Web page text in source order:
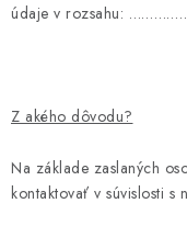
údaje v rozsahu:
Z akého dôvodu?
Na základe zaslaných
kontaktovať v súvislosti s